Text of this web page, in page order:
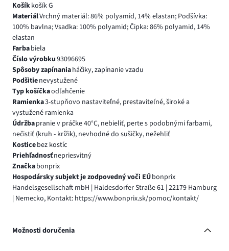
Košíkkošík G
MateriálVrchný materiál: 86% polyamid, 14% elastan; Podšívka:
100% bavlna; Vsadka: 100% polyamid; Čipka: 86% polyamid, 14%
elastan
Farbabiela
Číslo výrobku93096695
Spôsoby zapínaniaháčiky, zapínanie vzadu
Podšitienevystužené
Typ košíčkaodľahčenie
Ramienka3-stupňovo nastaviteľné, prestaviteľné, široké a
vystužené ramienka
Údržbapranie v práčke 40°C, nebieliť, perte s podobnými farbami,
nečistiť (kruh - krížik), nevhodné do sušičky, nežehliť
Kosticebez kostíc
Priehľadnosťnepriesvitný
Značkabonprix
Hospodársky subjekt je zodpovedný voči EÚbonprix
Handelsgesellschaft mbH | Haldesdorfer Straße 61 | 22179 Hamburg
| Nemecko, Kontakt: https://www.bonprix.sk/pomoc/kontakt/
Možnosti doručenia